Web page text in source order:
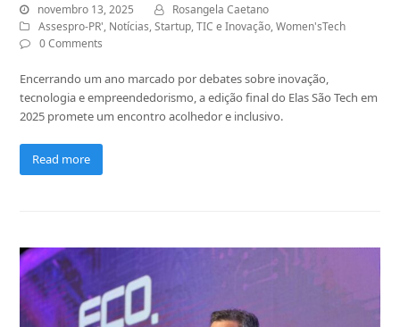
novembro 13, 2025
Rosangela Caetano
Assespro-PR', Notícias,Startup,TIC e Inovação,Women'sTech
0 Comments
Encerrando um ano marcado por debates sobre inovação,
tecnologia e empreendedorismo, a edição final do Elas São Tech em
2025 promete um encontro acolhedor e inclusivo.
Read more